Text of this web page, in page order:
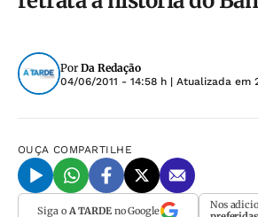
Por Da Redação
04/06/2011 - 14:58 h | Atualizada em
OUÇA COMPARTILHE
Siga o A TARDEno Google Nos